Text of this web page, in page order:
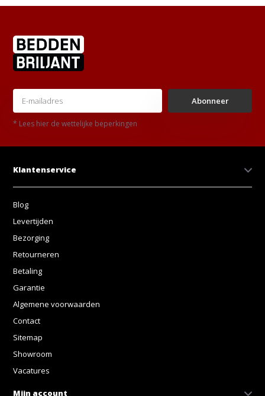
Abonneer
* Lees hier de wettelijke beperkingen
Klantenservice
Blog
Levertijden
Bezorging
Retourneren
Betaling
Garantie
Algemene voorwaarden
Contact
Sitemap
Showroom
Vacatures
Mijn account